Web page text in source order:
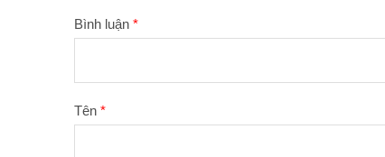
Bình luận *
Tên *